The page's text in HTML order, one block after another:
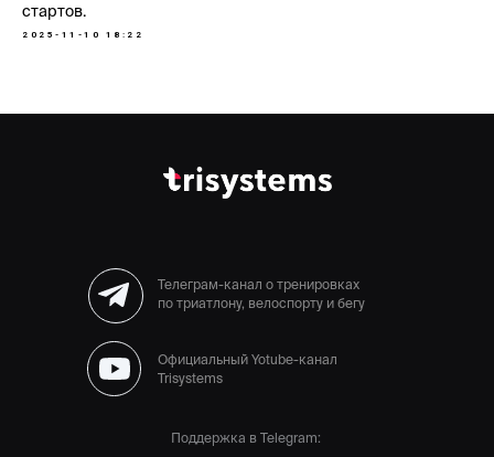
стартов.
2025-11-10 18:22
Поддержка в Telegram:
Телеграм-канал о тренировках
по триатлону, велоспорту и бегу
Официальный Yotube-канал
Trisystems